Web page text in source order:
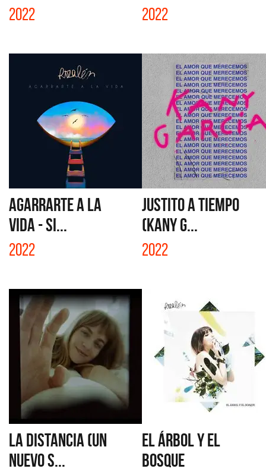
2022 2022
AGARRARTE A LA
VIDA - SI...
2022
JUSTITO A TIEMPO
(KANY G...
2022
LA DISTANCIA (UN
NUEVO S...
EL ÁRBOL Y EL
BOSQUE